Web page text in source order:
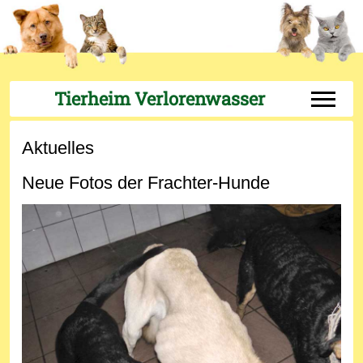
Tierheim Verlorenwasser Off-
Aktuelles
Neue Fotos der Frachter-Hunde